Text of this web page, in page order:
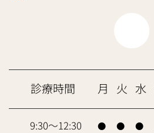
診療時間 月 火 水
9:30～12:30 ● ● ●